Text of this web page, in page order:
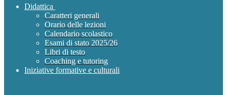
Didattica
Caratteri generali
Orario delle lezioni
Calendario scolastico
Esami di stato 2025/26
Libri di testo
Coaching e tutoring
Iniziative formative e culturali